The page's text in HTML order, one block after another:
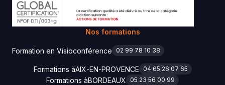
Nos formations
Formation en Visioconférence 02 99 78 10 38
Formations àAIX-EN-PROVENCE 04 65 26 07 65
Formations àBORDEAUX 05 23 56 00 99